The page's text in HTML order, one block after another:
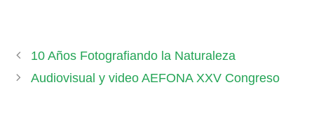
10 Años Fotografiando la Naturaleza
Audiovisual y video AEFONA XXV Congreso